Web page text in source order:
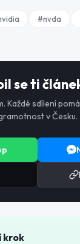
#nvda
se ti
Každé sdílení
v Česku.
krok